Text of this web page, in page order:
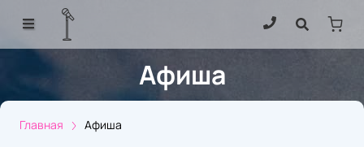
Афиша
Главная Афиша